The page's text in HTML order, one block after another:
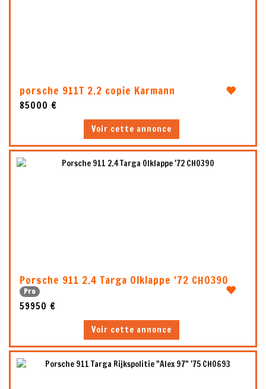
porsche 911T 2.2 copie Karmann
85000 €
Voir cette annonce
Porsche 911 2.4 Targa Olklappe '72 CH0390
Pro
59950 €
Voir cette annonce